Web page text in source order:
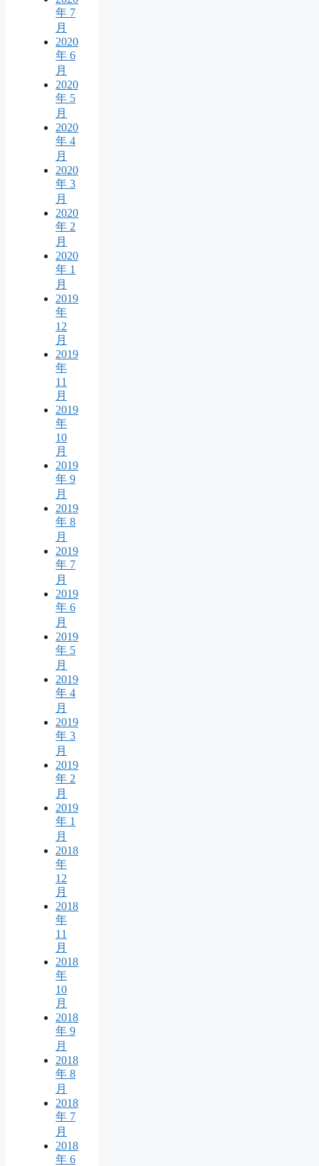
年 7
月
2020
年 6
月
2020
年 5
月
2020
年 4
月
2020
年 3
月
2020
年 2
月
2020
年 1
月
2019
年
12
月
2019
年
11
月
2019
年
10
月
2019
年 9
月
2019
年 8
月
2019
年 7
月
2019
年 6
月
2019
年 5
月
2019
年 4
月
2019
年 3
月
2019
年 2
月
2019
年 1
月
2018
年
12
月
2018
年
11
月
2018
年
10
月
2018
年 9
月
2018
年 8
月
2018
年 7
月
2018
年 6